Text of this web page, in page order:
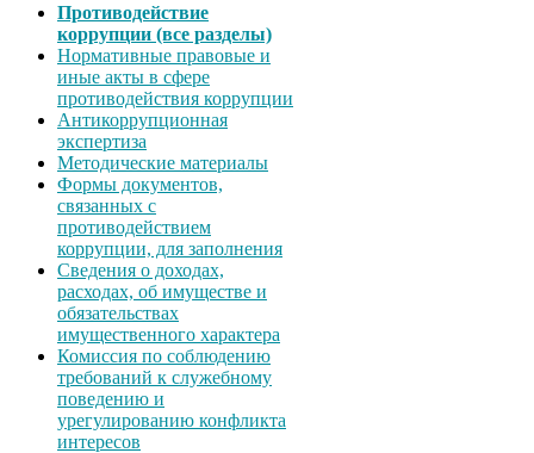
Противодействие
коррупции (все разделы)
Нормативные правовые и
иные акты в сфере
противодействия коррупции
Антикоррупционная
экспертиза
Методические материалы
Формы документов,
связанных с
противодействием
коррупции, для заполнения
Сведения о доходах,
расходах, об имуществе и
обязательствах
имущественного характера
Комиссия по соблюдению
требований к служебному
поведению и
урегулированию конфликта
интересов